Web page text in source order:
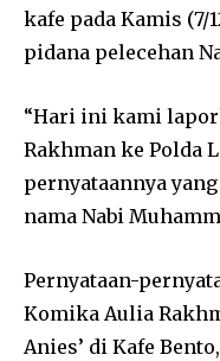
kafe pada Kamis (7/
pidana pelecehan
“Hari ini kami
Rakhman ke Polda
pernyataannya
nama Nabi
Pernyataan-
Komika Aulia
Anies’ di Kafe